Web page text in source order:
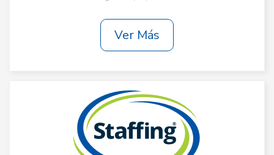
Ver Más